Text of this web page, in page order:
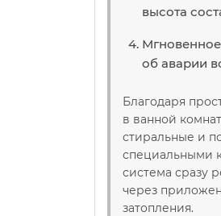
высота
об аварии
Благодаря
в ванной
стиральные и
специальными
система сразу
через
затопления.